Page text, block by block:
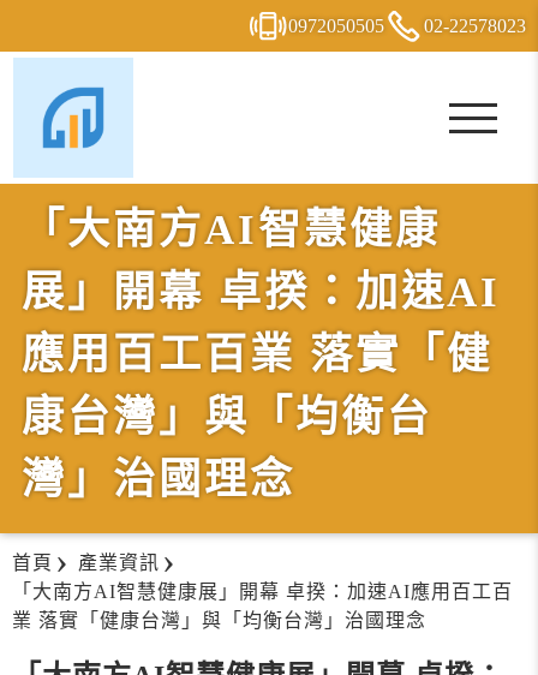
0972050505 02-22578023
「大南方AI智慧健康
展」開幕 卓揆：加速AI
應用百工百業 落實「健
康台灣」與「均衡台
灣」治國理念
首頁
產業資訊
「大南方AI智慧健康展」開幕 卓揆：加速AI應用百工百
業 落實「健康台灣」與「均衡台灣」治國理念